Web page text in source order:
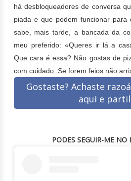
há desbloqueadores de conversa
piada e que podem funcionar
sabe, mais tarde, a bancada da
meu preferido: «Queres ir lá a
Que cara é essa? Não gostas de
com cuidado. Se forem feios não
Gostaste? Achaste
aqui e
PODES SEGUIR-ME NO